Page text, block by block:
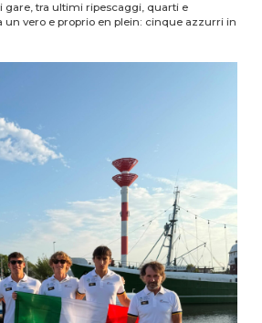
gare, tra ultimi ripescaggi, quarti e
un vero e proprio en plein: cinque azzurri in